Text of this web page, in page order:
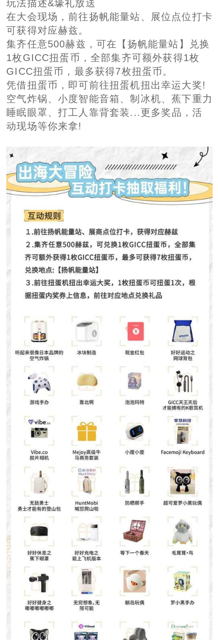
玩法描述&壕礼放送
在大会现场，前往扬帆能量站、展位点位打卡
可获得对应赫兹。
集齐任意500赫兹，可在【扬帆能量站】兑换
1枚GICC扭蛋币，全部集齐可额外获得1枚
GICC扭蛋币，最多获得7枚扭蛋币。
凭借扭蛋币，即可前往扭蛋机扭出幸运大奖!
空气炸锅、小度智能音箱、制冰机、蕉下重力
睡眠眼罩、打工人靠背套装...更多奖品，活
动现场等你来拿!